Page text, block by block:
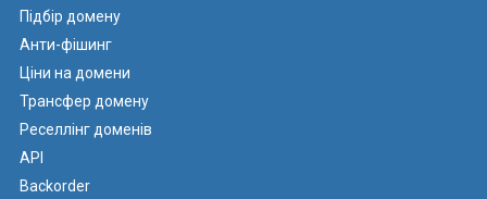
Підбір домену
Анти-фішинг
Ціни на домени
Трансфер домену
Реселлінг доменів
API
Backorder